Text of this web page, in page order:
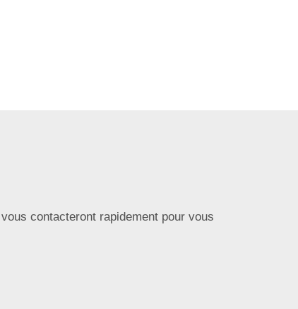
vous contacteront rapidement pour vous